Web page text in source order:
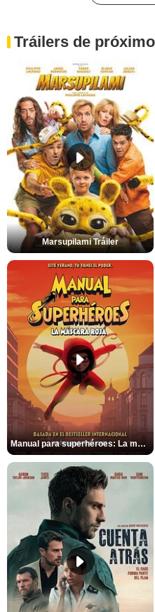
Tráilers de
Marsupilami Tráiler
Manual para superhéroes: La máscara roja Tráiler